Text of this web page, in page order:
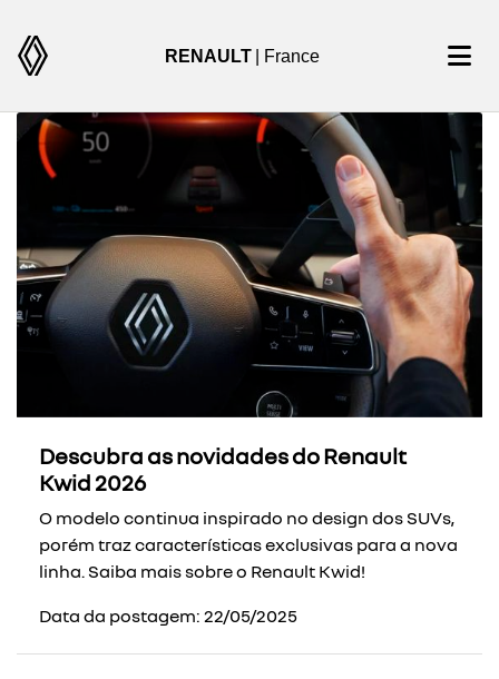
RENAULT | France
Descubra as novidades do Renault
Kwid 2026
O modelo continua inspirado no design dos SUVs,
porém traz características exclusivas para a nova
linha. Saiba mais sobre o Renault Kwid!
Data da postagem: 22/05/2025